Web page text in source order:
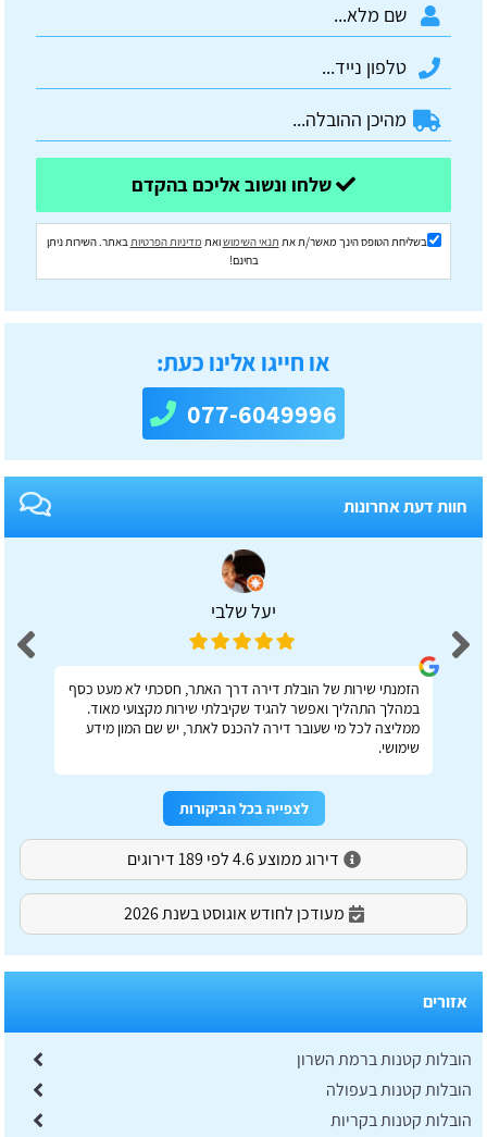
בשליחת הטופס הינך מאשר/ת את תנאי השימושואת מדיניות הפרטיות באתר. השירות ניתן
בחינם!
או חייגו אלינו כעת:
077-6049996
חוות דעת אחרונות
יעל שלבי
הזמנתי שירות של הובלת דירה דרך האתר, חסכתי לא מעט כסף
במהלך התהליך ואפשר להגיד שקיבלתי שירות מקצועי מאוד.
ממליצה לכל מי שעובר דירה להכנס לאתר, יש שם המון מידע
שימושי.
לצפייה בכל הביקורות
דירוג ממוצע 4.6 לפי 189 דירוגים
מעודכן לחודש אוגוסט בשנת 2026
אזורים
הובלות קטנות ברמת השרון
הובלות קטנות בעפולה
הובלות קטנות בקריות